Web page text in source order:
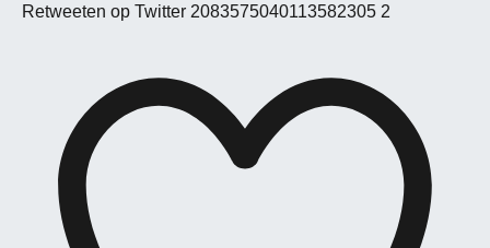
Retweeten op Twitter 2083575040113582305 2